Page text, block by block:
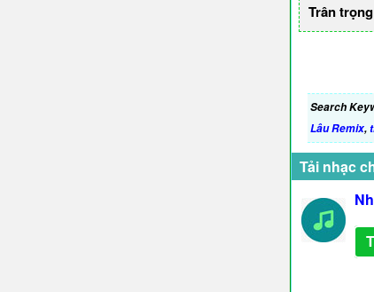
Trân
Search
Lâu Remix,
Tải nhạc